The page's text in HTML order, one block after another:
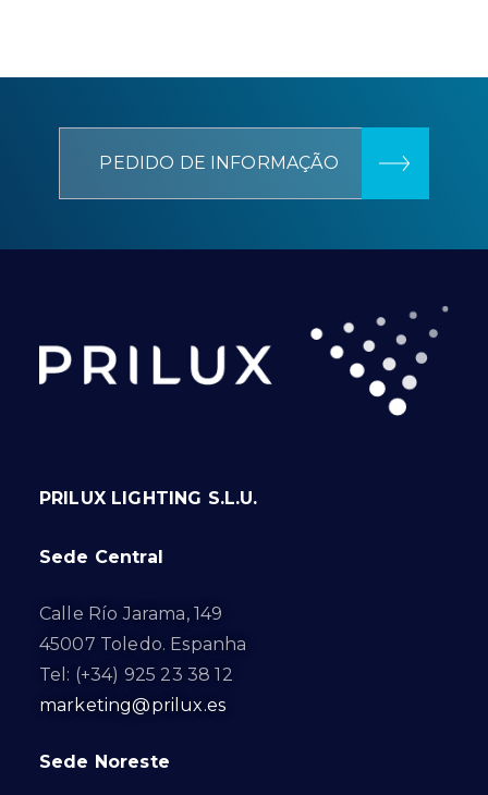
PEDIDO DE INFORMAÇÃO
PRILUX LIGHTING S.L.U.
Sede Central
Calle Río Jarama, 149
45007 Toledo. Espanha
Tel: (+34) 925 23 38 12
marketing@prilux.es
Sede Noreste